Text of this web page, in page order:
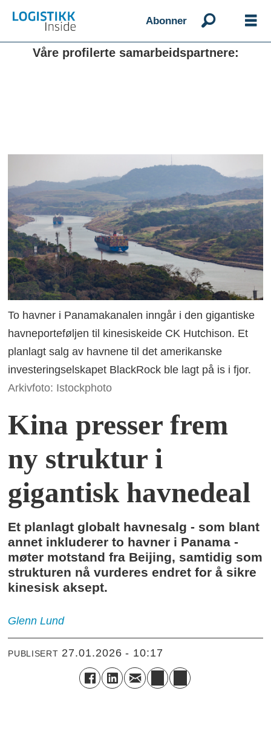
Abonner
Våre profilerte samarbeidspartnere:
To havner i Panamakanalen inngår i den gigantiske
havneporteføljen til kinesiskeide CK Hutchison. Et
planlagt salg av havnene til det amerikanske
investeringselskapet BlackRock ble lagt på is i fjor.
Arkivfoto: Istockphoto
Kina presser frem
ny struktur i
gigantisk havnedeal
Et planlagt globalt havnesalg - som blant
annet inkluderer to havner i Panama -
møter motstand fra Beijing, samtidig som
strukturen nå vurderes endret for å sikre
kinesisk aksept.
Glenn Lund
PUBLISERT 27.01.2026 - 10:17